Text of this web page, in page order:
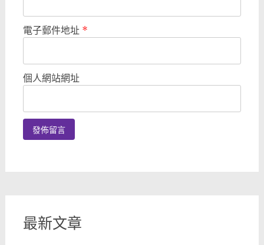
電子郵件地址 *
個人網站網址
最新文章